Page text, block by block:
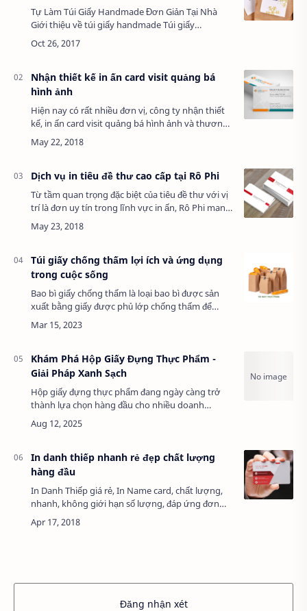
Tự Làm Túi Giấy Handmade Đơn Giản Tại Nhà
Giới thiệu về túi giấy handmade Túi giấy
handmade là món đồ thủ công được nhiều người
yêu thích vì vừa thân thiện với môi trường, vừa
Nhận thiết kế in ấn card visit quảng bá
hình ảnh
Hiện nay có rất nhiều đơn vị, công ty nhận thiết
kế, in ấn card visit quảng bá hình ảnh và thương
hiệu của mình trên các website, nhưng không
phải đơn vị nào cũng có kinh nghiệm tr…
Dịch vụ in tiêu đề thư cao cấp tại Rô Phi
Từ tầm quan trọng đặc biệt của tiêu đề thư với vị
trí là đơn uy tín trong lĩnh vực in ấn, Rô Phi mang
tới dịch vụ in tiêu đề thư cao cấp đáp ứng nhu cầu
cấp thiết của đông đảo…
Túi giấy chống thấm lợi ích và ứng dụng
trong cuộc sống
Bao bì giấy chống thấm là loại bao bì được sản
xuất bằng giấy được phủ lớp chống thấm để
ngăn chặn sự thâm nhập của chất lỏng. Lớp
chống thấm thường được phủ bên trong bề mặt
Khám Phá Hộp Giấy Đựng Thực Phẩm -
Giải Pháp Xanh Sạch
Hộp giấy đựng thực phẩm đang ngày càng trở
thành lựa chọn hàng đầu cho nhiều doanh
nghiệp và hộ gia đình nhờ tính tiện lợi, thân thiện
với môi trường và khả năng bảo quản tốt. Với …
In danh thiếp nhanh rẻ đẹp chất lượng
hàng đầu
In Danh Thiếp giá rẻ, In Name card, chất lượng,
nhanh, không giới hạn số lượng, đáp ứng đơn
hàng gấp, Miễn Phí giao hàng, Miễn Phí thiết kế
file. Danh thiếp là loại thiếp nhỏ …
Đăng nhận xét